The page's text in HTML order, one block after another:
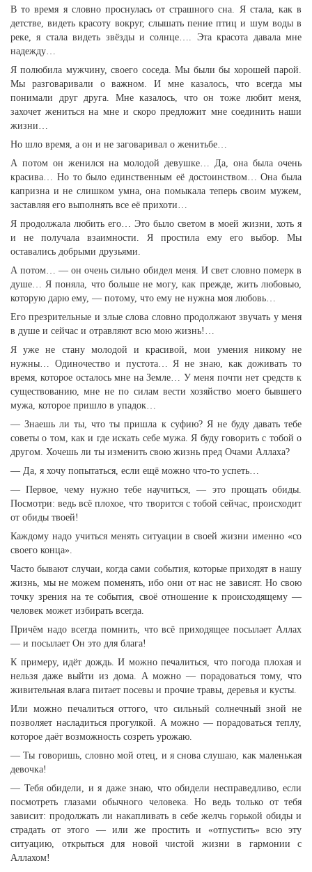
В то время я словно проснулась от страшного сна. Я стала, как в
детстве, видеть красоту вокруг, слышать пение птиц и шум воды в
реке, я стала видеть звёзды и солнце…. Эта красота давала мне
надежду…
Я полюбила мужчину, своего соседа. Мы были бы хорошей парой.
Мы разговаривали о важном. И мне казалось, что всегда мы
понимали друг друга. Мне казалось, что он тоже любит меня,
захочет жениться на мне и скоро предложит мне соединить наши
жизни…
Но шло время, а он и не заговаривал о женитьбе…
А потом он женился на молодой девушке… Да, она была очень
красива… Но то было единственным её достоинством… Она была
капризна и не слишком умна, она помыкала теперь своим мужем,
заставляя его выполнять все её прихоти…
Я продолжала любить его… Это было светом в моей жизни, хоть я
и не получала взаимности. Я простила ему его выбор. Мы
оставались добрыми друзьями.
А потом… — он очень сильно обидел меня. И свет словно померк в
душе… Я поняла, что больше не могу, как прежде, жить любовью,
которую дарю ему, — потому, что ему не нужна моя любовь…
Его презрительные и злые слова словно продолжают звучать у меня
в душе и сейчас и отравляют всю мою жизнь!…
Я уже не стану молодой и красивой, мои умения никому не
нужны… Одиночество и пустота… Я не знаю, как доживать то
время, которое осталось мне на Земле… У меня почти нет средств к
существованию, мне не по силам вести хозяйство моего бывшего
мужа, которое пришло в упадок…
— Знаешь ли ты, что ты пришла к суфию? Я не буду давать тебе
советы о том, как и где искать себе мужа. Я буду говорить с тобой о
другом. Хочешь ли ты изменить свою жизнь пред Очами Аллаха?
— Да, я хочу попытаться, если ещё можно что-то успеть…
— Первое, чему нужно тебе научиться, — это прощать обиды.
Посмотри: ведь всё плохое, что творится с тобой сейчас, происходит
от обиды твоей!
Каждому надо учиться менять ситуации в своей жизни именно «со
своего конца».
Часто бывают случаи, когда сами события, которые приходят в нашу
жизнь, мы не можем поменять, ибо они от нас не зависят. Но свою
точку зрения на те события, своё отношение к происходящему —
человек может избирать всегда.
Причём надо всегда помнить, что всё приходящее посылает Аллах
— и посылает Он это для блага!
К примеру, идёт дождь. И можно печалиться, что погода плохая и
нельзя даже выйти из дома. А можно — порадоваться тому, что
живительная влага питает посевы и прочие травы, деревья и кусты.
Или можно печалиться оттого, что сильный солнечный зной не
позволяет насладиться прогулкой. А можно — порадоваться теплу,
которое даёт возможность созреть урожаю.
— Ты говоришь, словно мой отец, и я снова слушаю, как маленькая
девочка!
— Тебя обидели, и я даже знаю, что обидели несправедливо, если
посмотреть глазами обычного человека. Но ведь только от тебя
зависит: продолжать ли накапливать в себе желчь горькой обиды и
страдать от этого — или же простить и «отпустить» всю эту
ситуацию, открыться для новой чистой жизни в гармонии с
Аллахом!